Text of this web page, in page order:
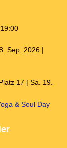
Sep. 2026 |
17 | Sa. 19.
& Soul Day